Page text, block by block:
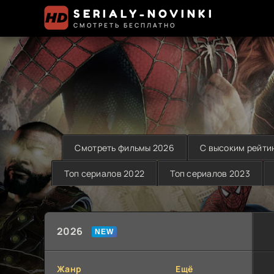
SERIALY-NOVINKI
СМОТРЕТЬ БЕСПЛАТНО
Смотреть фильмы 2026 С высоким
Топ сериалов 2022 Топ сериалов 2023
2026
Жанр Ещё